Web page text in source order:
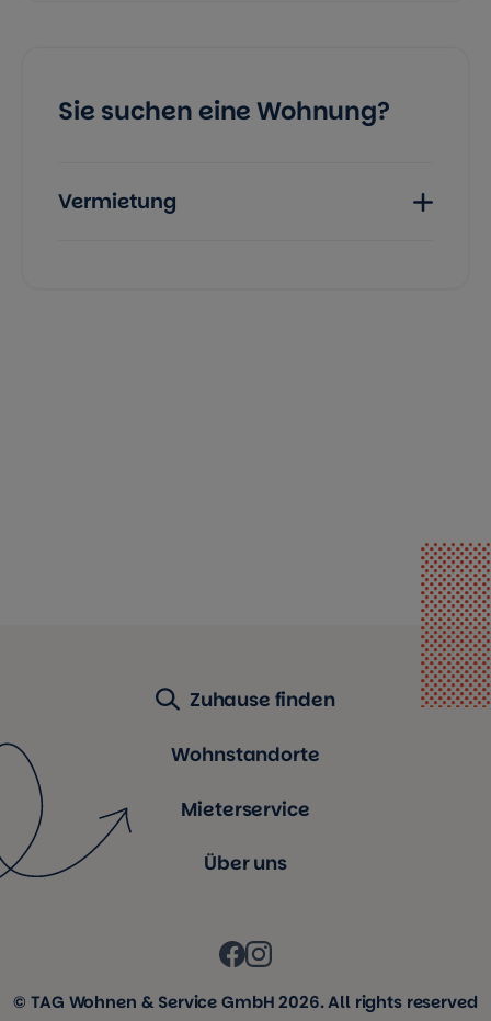
Sie suchen eine Wohnung?
Vermietung
Zuhause finden
Wohnstandorte
Mieterservice
Über uns
© TAG Wohnen & Service GmbH 2026. All rights reserved